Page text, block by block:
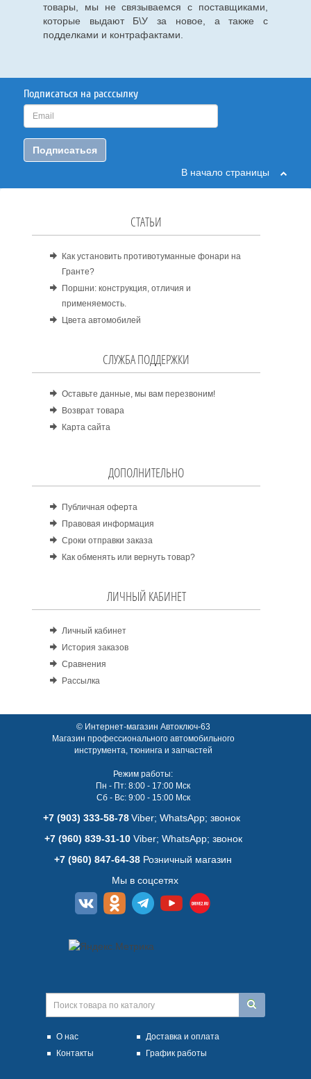
товары, мы не связываемся с поставщиками,
которые выдают Б\У за новое, а также с
подделками и контрафактами.
Подписаться на расссылку
Подписаться
В начало страницы
СТАТЬИ
Как установить противотуманные фонари на
Гранте?
Поршни: конструкция, отличия и
применяемость.
Цвета автомобилей
СЛУЖБА ПОДДЕРЖКИ
Оставьте данные, мы вам перезвоним!
Возврат товара
Карта сайта
ДОПОЛНИТЕЛЬНО
Публичная оферта
Правовая информация
Сроки отправки заказа
Как обменять или вернуть товар?
ЛИЧНЫЙ КАБИНЕТ
Личный кабинет
История заказов
Сравнения
Рассылка
© Интернет-магазин Автоключ-63
Магазин профессионального автомобильного
инструмента, тюнинга и запчастей
Режим работы:
Пн - Пт: 8:00 - 17:00 Мск
Сб - Вс: 9:00 - 15:00 Мск
+7 (903) 333-58-78 Viber; WhatsАpp; звонок
+7 (960) 839-31-10Viber; WhatsАpp; звонок
+7 (960) 847-64-38 Розничный магазин
Мы в соцсетях
О нас
Доставка и оплата
Контакты
График работы